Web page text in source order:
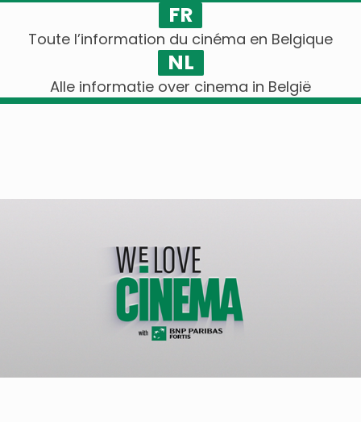
FR
Toute l’information du cinéma en Belgique
NL
Alle informatie over cinema in België